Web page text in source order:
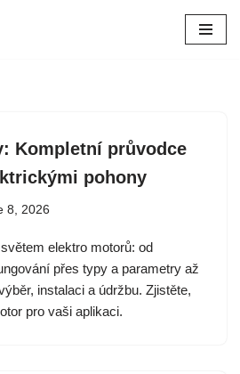
Kompletní průvodce
pohony
8, 2026
elektro motorů: od
přes typy a parametry až
instalaci a údržbu. Zjistěte,
pro vaši aplikaci.